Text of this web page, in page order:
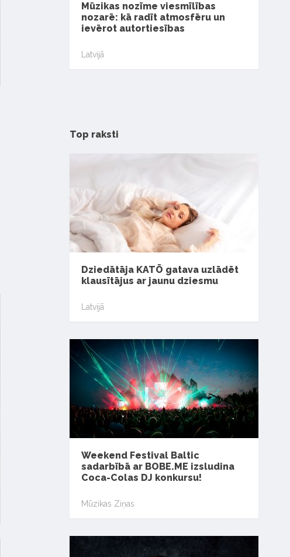
Mūzikas nozīme viesmīlības
nozarē: kā radīt atmosfēru un
ievērot autortiesības
Latvijā
Top raksti
Dziedātāja KATŌ gatava uzlādēt
klausītājus ar jaunu dziesmu
Latvijā
Weekend Festival Baltic
sadarbībā ar BOBE.ME izsludina
Coca-Colas DJ konkursu!
Mūzikas Ziņas